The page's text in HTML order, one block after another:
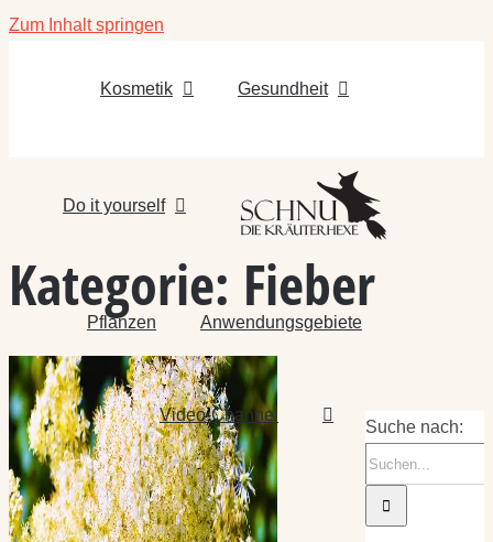
Zum Inhalt springen
Kosmetik Gesundheit
Do it yourself
Pflanzen Anwendungsgebiete
Video-Channel
Kategorie: Fieber
Suche nach: